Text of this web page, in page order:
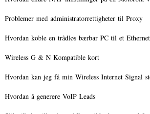
Problemer med administratorrettigheter til Proxy
Hvordan koble en trådløs bærbar PC til et
Wireless G & N Kompatible kort
Hvordan kan jeg få min Wireless Internet Signal
Hvordan å generere VoIP Leads